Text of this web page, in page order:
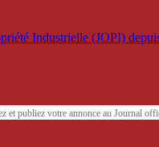
Industrielle (JOPI)
et publiez votre annonce au Journal